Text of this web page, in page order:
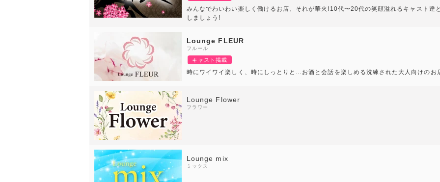
みんなでわいわい楽しく働けるお店、それが華火!10代〜20代の笑顔溢れるキャスト達
しましょう!
Lounge FLEUR
フルール
キャスト掲載
時にワイワイ楽しく、時にしっとりと…お酒と会話を楽しめる洗練された大人向けのお
Lounge Flower
フラワー
Lounge mix
ミックス